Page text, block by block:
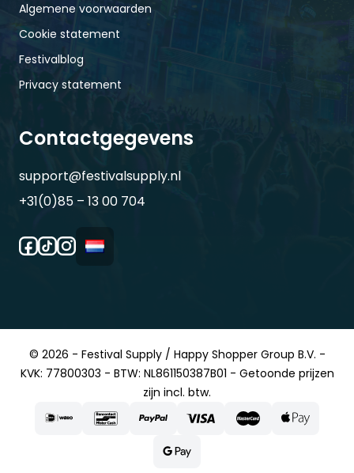
Algemene voorwaarden
Cookie statement
Festivalblog
Privacy statement
Contactgegevens
support@festivalsupply.nl
+31(0)85 – 13 00 704
© 2026 - Festival Supply / Happy Shopper Group B.V. -
KVK: 77800303 - BTW: NL861150387B01 - Getoonde prijzen
zijn incl. btw.